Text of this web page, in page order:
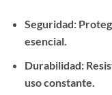
Seguridad:
esencial.
Durabilidad:
uso constante.